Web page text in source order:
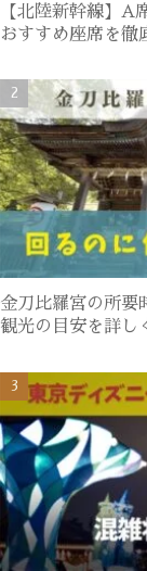
【北陸新幹線】A
おすすめ座席を徹
金刀比羅宮の所要
観光の目安を詳し